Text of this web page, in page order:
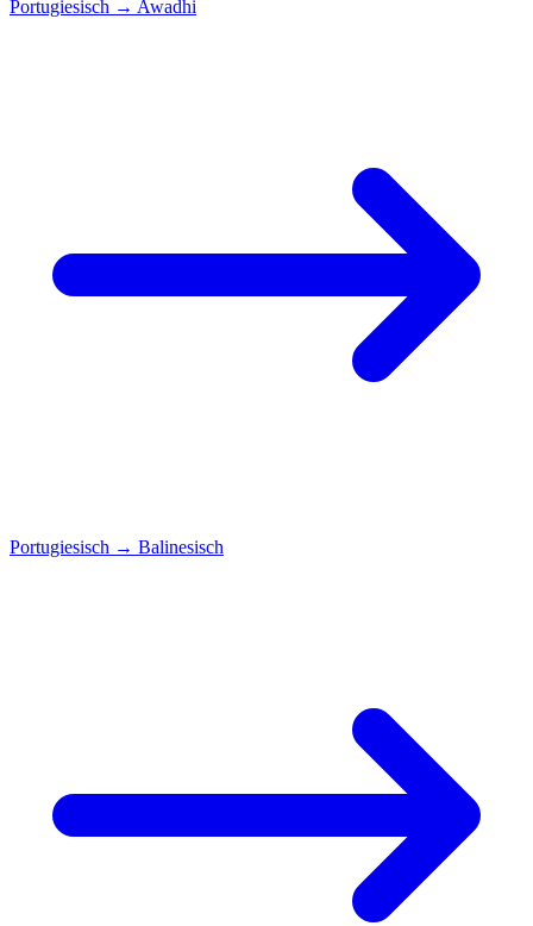
Portugiesisch → Awadhi
Portugiesisch → Balinesisch